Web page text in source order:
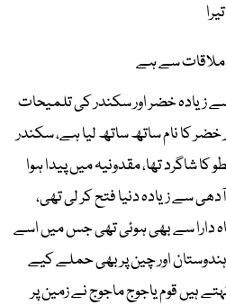
سے ہے
زیادہ خضر اور سکندر کی تلمیحات
خضر کا نام ساتھ ساتھ لیا ہے، سکندر
کا شاگرد تھا، مقدونیہ میں پیدا ہوا
سے زیادہ دنیا فتح کر لی تھی،
دارا سے بھی ہوئی تھی جس میں اسے
اور چین پر بھی حملے کیے
ہیں قوم یاجوج ماجوج نے زمین پر